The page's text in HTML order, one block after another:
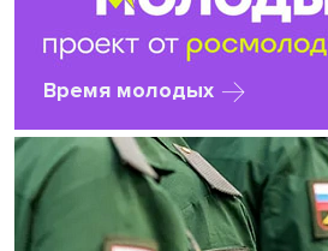
Время молодых